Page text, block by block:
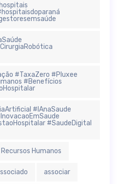
#TaxaZero #Pluxee
#Benefícios
#IAnaSaude
#SaudeDigital
Humanos
associar